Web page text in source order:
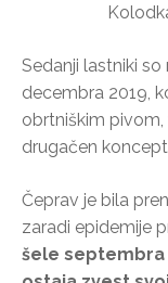
Sedanji lastniki
decembra 2019,
obrtniškim
drugačen
Čeprav je bila
zaradi epidemije
šele septembra